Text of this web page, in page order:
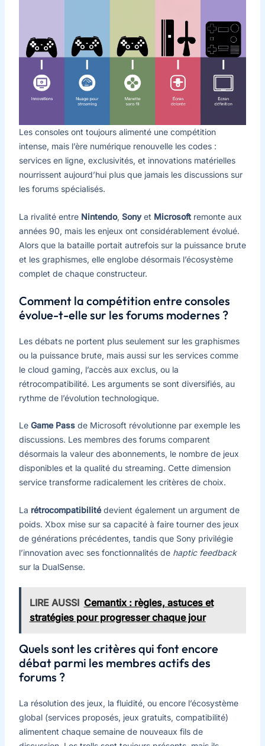
Les consoles ont toujours alimenté une compétition
intense, mais l’ère numérique renouvelle les codes :
services en ligne, exclusivités, et innovations matérielles
nourrissent aujourd’hui plus que jamais les discussions sur
les forums spécialisés.
La rivalité entre Nintendo, Sonyet Microsoftremonte aux
années 90, mais les enjeux ont considérablement évolué.
Alors que la bataille portait autrefois sur la puissance brute
et les graphismes, elle englobe désormais l’écosystème
complet de chaque constructeur.
Comment la compétition entre consoles
évolue-t-elle sur les forums modernes ?
Les débats ne portent plus seulement sur les graphismes
ou la puissance brute, mais aussi sur les services comme
le cloud gaming, l’accès aux exclus, ou la
rétrocompatibilité. Les arguments se sont diversifiés, au
rythme de l’évolution technologique.
Le Game Passde Microsoft révolutionne par exemple les
discussions. Les membres des forums comparent
désormais la valeur des abonnements, le nombre de jeux
disponibles et la qualité du streaming. Cette dimension
service transforme radicalement les critères de choix.
La rétrocompatibilitédevient également un argument de
poids. Xbox mise sur sa capacité à faire tourner des jeux
de générations précédentes, tandis que Sony privilégie
l’innovation avec ses fonctionnalités de haptic feedback
sur la DualSense.
LIRE AUSSI Cemantix : règles, astuces et
stratégies pour progresser chaque jour
Quels sont les critères qui font encore
débat parmi les membres actifs des
forums ?
La résolution des jeux, la fluidité, ou encore l’écosystème
global (services proposés, jeux gratuits, compatibilité)
alimentent chaque semaine de nouveaux fils de